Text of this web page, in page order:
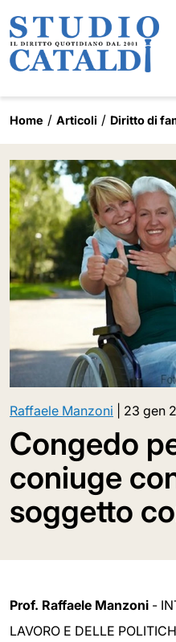
Home Articoli Diritto di
Raffaele Manzoni 23 gen
Congedo
coniuge
soggetto
Prof. Raffaele Manzoni -
LAVORO E DELLE